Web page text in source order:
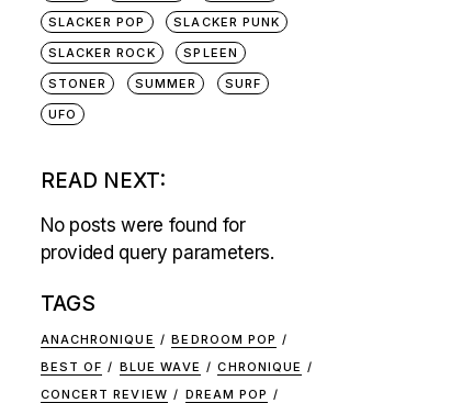
SLACKER POP
SLACKER PUNK
SLACKER ROCK
SPLEEN
STONER
SUMMER
SURF
UFO
READ NEXT:
No posts were found for
provided query parameters.
TAGS
ANACHRONIQUE
BEDROOM POP
BEST OF
BLUE WAVE
CHRONIQUE
CONCERT REVIEW
DREAM POP